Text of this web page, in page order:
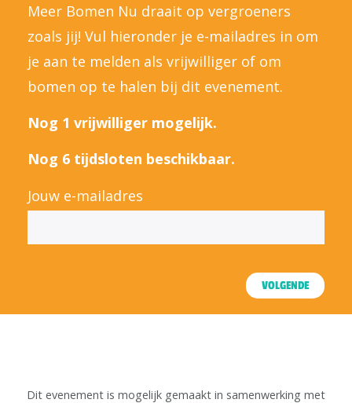
Meer Bomen Nu draait op vergroeners
zoals jij! Vul hieronder je e-mailadres in om
je aan te melden als vrijwilliger of om
bomen op te halen bij dit evenement.
Nog 1 vrijwilliger mogelijk.
Nog 6 tijdsloten beschikbaar.
Jouw e-mailadres
VOLGENDE
Dit evenement is mogelijk gemaakt in samenwerking met